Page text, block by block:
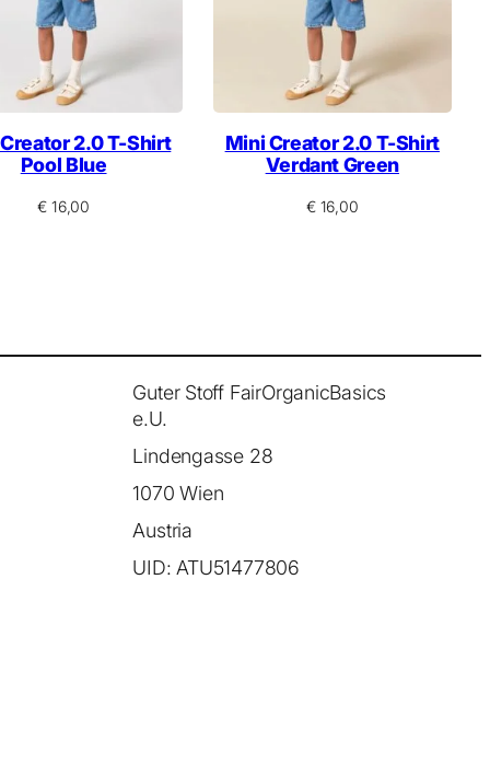
2.0 T-Shirt
Pool Blue
€ 16,00
Mini Creator 2.0 T-Shirt
Verdant Green
€16,00
Guter Stoff FairOrganicBasics
e.U.
Lindengasse 28
1070 Wien
Austria
UID: ATU51477806